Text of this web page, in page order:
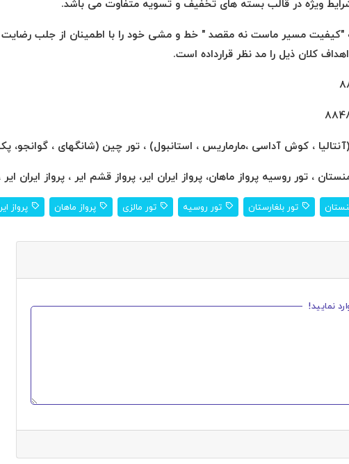
"کیفیت مسیر ماست نه مقصد " خط و مشی خود را با اطمینان از جلب
کلان ذیل را مد نظر قرارداده است.
، کوش آداسی ،مارماریس ، استانبول) ، تور چین (شانگهای ، گوانجو،
، تور روسیه پرواز ماهان، پرواز ایران ایر، پرواز قشم ایر ، پرواز ایران
تور بلغارستان تور روسیه تور مالزی پرواز ماهان پرواز
نمایید!